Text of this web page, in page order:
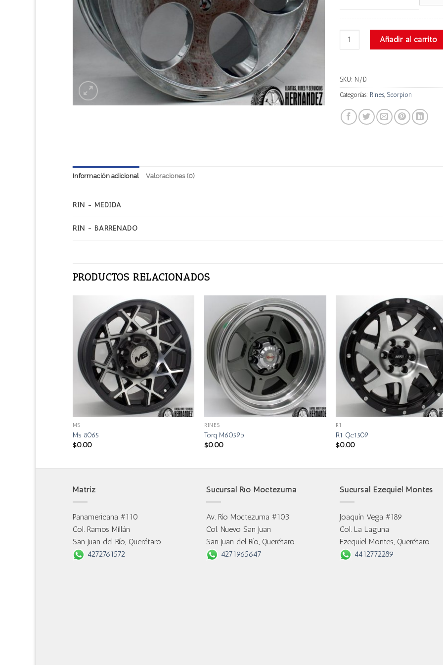
Scorpion Sc-1 cantidad
Añadir al carrito
SKU: N/D
Categorías: Rines, Scorpion
Información adicional Valoraciones (0)
RIN - MEDIDA
RIN - BARRENADO
PRODUCTOS RELACIONADOS
MS
Ms 8065
$0.00
RINES
Torq M6059b
$0.00
R1
R1 Qc1509
$0.00
Matriz
Panamericana #110
Col. Ramos Millán
San Juan del Río, Querétaro
4272761572
Sucursal Río Moctezuma
Av. Río Moctezuma #103
Col. Nuevo San Juan
San Juan del Río, Querétaro
4271965647
Sucursal Ezequiel Montes
Joaquín Vega #189
Col. La Laguna
Ezequiel Montes, Querétaro
4412772289